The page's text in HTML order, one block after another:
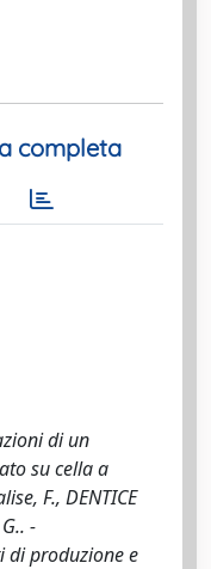
completa
di un
su cella a
F., DENTICE
-
di produzione e